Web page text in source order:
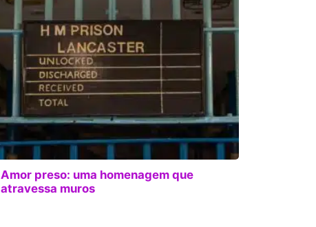
Amor preso: uma homenagem que
atravessa muros